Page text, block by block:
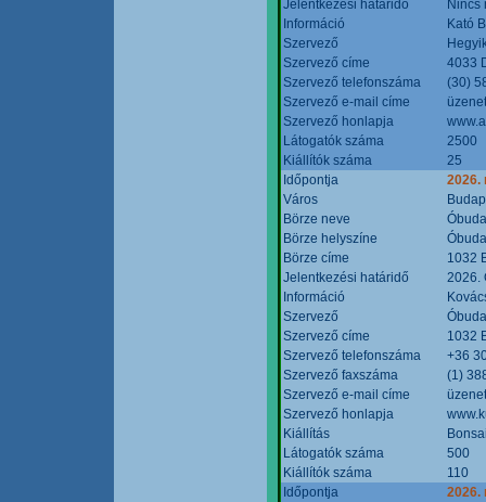
Jelentkezési határidő
Nincs
Információ
Kató
Szervező
Szervező címe
4033
Szervező telefonszáma
(30)
Szervező e-mail címe
Szervező honlapja
Látogatók száma
2500
Kiállítók száma
25
Időpontja
2026.
Város
Börze neve
Börze helyszíne
Börze címe
1032
Jelentkezési határidő
2026.
Információ
Szervező
Szervező címe
1032
Szervező telefonszáma
+36
Szervező faxszáma
(1)
Szervező e-mail címe
Szervező honlapja
Kiállítás
Látogatók száma
500
Kiállítók száma
110
Időpontja
2026.